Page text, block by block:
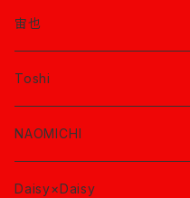
宙也
Toshi
NAOMICHI
Daisy×Daisy